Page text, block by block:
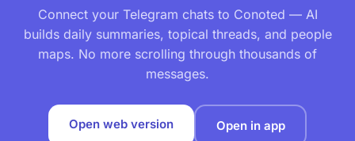
Connect your Telegram chats to Conoted — AI
builds daily summaries, topical threads, and people
maps. No more scrolling through thousands of
messages.
Open web version Open in app